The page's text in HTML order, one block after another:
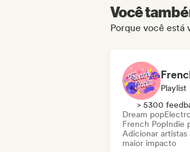
Você
Porque você está
Playlist
> 5300
Dream pop
French PopIndie
Adicionar artistas
maior impacto